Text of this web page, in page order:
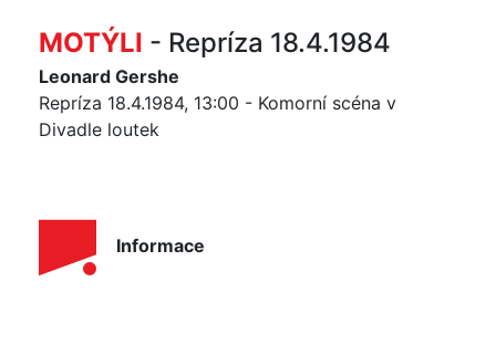
MOTÝLI - Repríza 18.4.1984
Leonard Gershe
Repríza 18.4.1984, 13:00 - Komorní scéna v
Divadle loutek
Informace